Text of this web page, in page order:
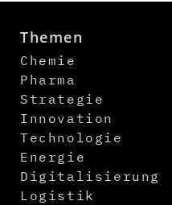
Themen
Chemie
Pharma
Strategie
Innovation
Technologie
Energie
Digitalisierung
Logistik